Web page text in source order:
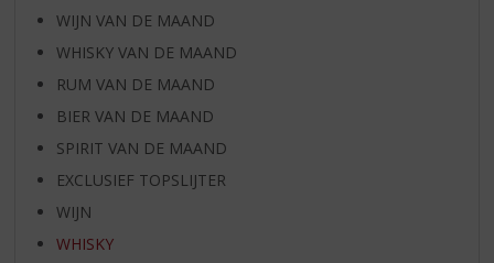
WIJN VAN DE MAAND
WHISKY VAN DE MAAND
RUM VAN DE MAAND
BIER VAN DE MAAND
SPIRIT VAN DE MAAND
EXCLUSIEF TOPSLIJTER
WIJN
WHISKY